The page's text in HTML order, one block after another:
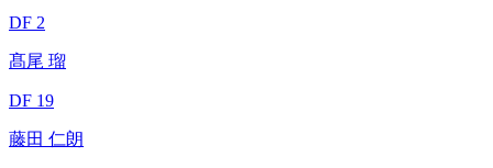
DF 2
髙尾 瑠
DF 19
藤田 仁朗